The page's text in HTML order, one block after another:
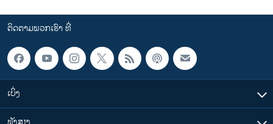
ຕິດຕາມພວກເຮົາ ທີ່
ເບິ່ງ